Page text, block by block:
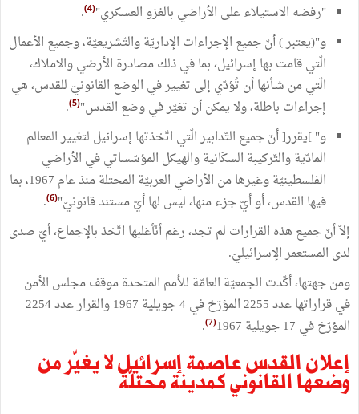
"رفضه الاستيلاء على الأراضي بالغزو العسكري"(4)
.
و"(يعتبر ) أنّ جميع الإجراءات الإداريّة والتّشريعيّة، وجميع الأعمال
الّتي قامت بها إسرائيل، بما في ذلك مصادرة الأرضي والاملاك،
الّتي من شـأنها أن تُؤدّي إلى تغيير في الوضع القانونيّ للقدس، هي
إجراءات باطلة، ولا يمكن أن تغيّر في وضع القدس"(5)
.
و" ]يقرر[ أنّ جميع التّدابير الّتي اتّخذتها إسرائيل لتغيير المعالم
المادّية والتّركيبة السكّانية والهيكل المؤسّساتي في الأراضي
الفلسطينيّة وغيرها من الأراضي العربيّة المحتلة منذ عام 1967، بما
فيها القدس، أو أيّ جزء منها، ليس لها أيّ مستند قانونيّ"(6)
.
إلاّ أنّ جميع هذه القرارات لم تجد، رغم أنّأغلبها اتّخذ بالإجماع، أيّ صدى
لدى المستعمر الإسرائيليّ.
ومن جهتها، أكّدت الجمعيّة العامّة للأمم المتحدة موقف مجلس الأمن
في قراراتها عدد 2255 المؤرّخ في 4 جويلية 1967 والقرار عدد 2254
المؤرّخ في 17 جويلية 1967
(7)
.
إعلان القدس عاصمة إسرائيل لا يغيّر من
وضعها القانوني كمدينة محتلّة